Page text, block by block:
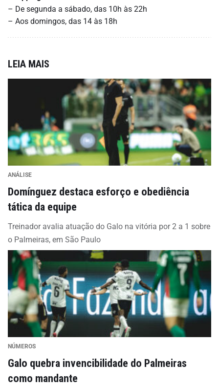
– De segunda a sábado, das 10h às 22h
– Aos domingos, das 14 às 18h
LEIA MAIS
ANÁLISE
Domínguez destaca esforço e obediência
tática da equipe
Treinador avalia atuação do Galo na vitória por 2 a 1 sobre
o Palmeiras, em São Paulo
NÚMEROS
Galo quebra invencibilidade do Palmeiras
como mandante